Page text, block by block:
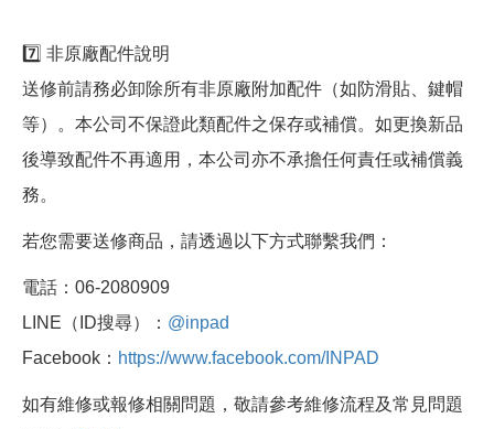
7️⃣ 非原廠配件說明
送修前請務必卸除所有非原廠附加配件（如防滑貼、鍵帽
等）。本公司不保證此類配件之保存或補償。如更換新品
後導致配件不再適用，本公司亦不承擔任何責任或補償義
務。
若您需要送修商品，請透過以下方式聯繫我們：
電話：06-2080909
LINE（ID搜尋）： @inpad
Facebook： https://www.facebook.com/INPAD
如有維修或報修相關問題，敬請參考維修流程及常見問題